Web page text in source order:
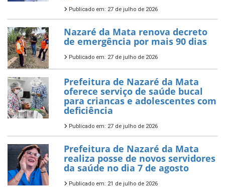
Publicado em: 27 de julho de 2026
Nazaré da Mata renova decreto
de emergência por mais 90 dias
Publicado em: 27 de julho de 2026
Prefeitura de Nazaré da Mata
oferece serviço de saúde bucal
para criancas e adolescentes com
deficiência
Publicado em: 27 de julho de 2026
Prefeitura de Nazaré da Mata
realiza posse de novos servidores
da saúde no dia 7 de agosto
Publicado em: 21 de julho de 2026